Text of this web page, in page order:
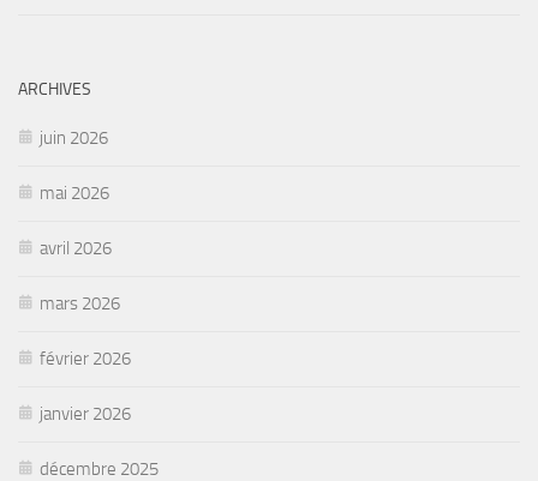
ARCHIVES
juin 2026
mai 2026
avril 2026
mars 2026
février 2026
janvier 2026
décembre 2025